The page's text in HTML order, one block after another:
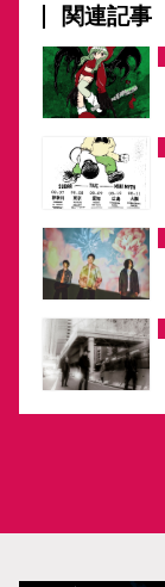
関連記事